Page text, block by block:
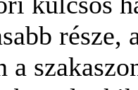
része,
a